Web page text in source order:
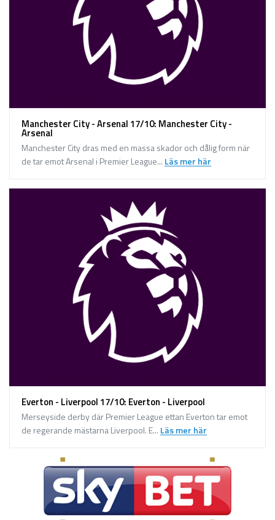
Manchester City - Arsenal 17/10: Manchester City -
Arsenal
Manchester City dras med en massa skador och dålig form när
de tar emot Arsenal i Premier League... Läs mer här
Everton - Liverpool 17/10: Everton - Liverpool
Merseyside derby där Premier League ettan Everton tar emot
de regerande mästarna Liverpool. E... Läs mer här